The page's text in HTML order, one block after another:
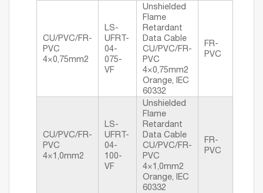
CU/PVC/FR-
PVC
4×0,75mm2
LS-
UFRT-
04-
075-
VF
Unshielded
Flame
Retardant
Data Cable
CU/PVC/FR-
PVC
4×0,75mm2
Orange, IEC
60332
FR-
PVC
CU/PVC/FR-
PVC
4×1,0mm2
LS-
UFRT-
04-
100-
VF
Unshielded
Flame
Retardant
Data Cable
CU/PVC/FR-
PVC
4×1,0mm2
Orange, IEC
60332
FR-
PVC